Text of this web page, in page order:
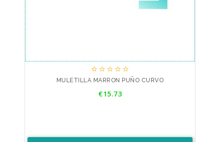
    
MULETILLA MARRON PUÑO CURVO
€15.73